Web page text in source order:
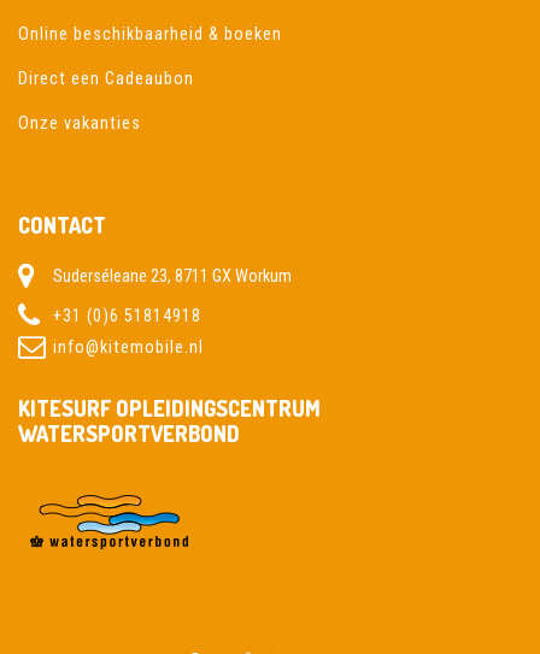
Online beschikbaarheid & boeken
Direct een Cadeaubon
Onze vakanties
CONTACT
Suderséleane 23, 8711 GX Workum
+31 (0)6 51814918
info@kitemobile.nl
KITESURF OPLEIDINGSCENTRUM
WATERSPORTVERBOND